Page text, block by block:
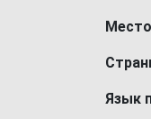
Язык